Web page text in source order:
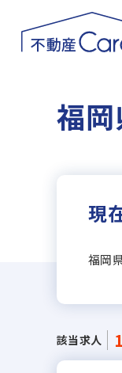
福
現
福岡
該当求人 1